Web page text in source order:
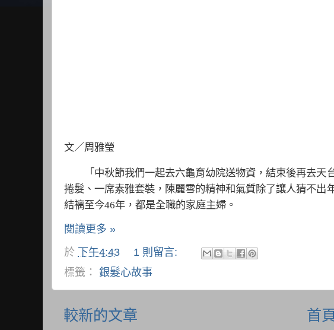
文／周雅瑩
「中秋節我們一起去六龜育幼院送物資，結束後再去天
捲髮、一席素雅套裝，陳麗雪的精神和氣質除了讓人猜不
結褵至今46年，都是全職的家庭主婦。
閱讀更多 »
於
下午4:43
1 則留言:
標籤： 銀髮心故事
較新的文章 首